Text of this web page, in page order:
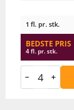
1 fl. pr. stk.
BEDSTE PRIS
4 fl. pr. stk.